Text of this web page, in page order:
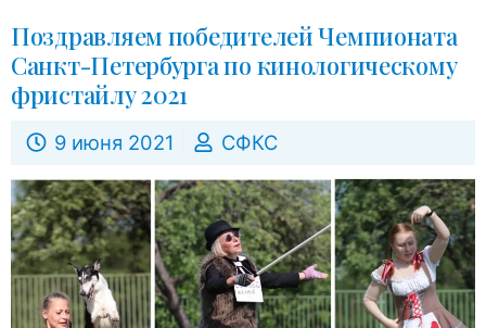
Поздравляем победителей Чемпионата
Санкт-Петербурга по кинологическому
фристайлу 2021
9 июня 2021 СФКС